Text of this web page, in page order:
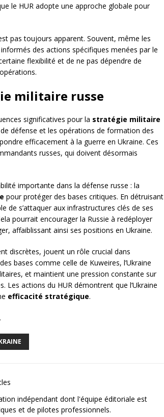
le HUR adopte une approche globale pour
pas toujours apparent. Souvent, même les
des actions spécifiques menées par le
flexibilité et de ne pas dépendre de
militaire russe
significatives pour la stratégie militaire
défense et les opérations de formation des
efficacement à la guerre en Ukraine. Ces
russes, qui doivent désormais
importante dans la défense russe : la
pour protéger des bases critiques. En détruisant
de s’attaquer aux infrastructures clés de ses
pourrait encourager la Russie à redéployer
affaiblissant ainsi ses positions en Ukraine.
discrètes, jouent un rôle crucial dans
bases comme celle de Kuweires, l’Ukraine
et maintient une pression constante sur
actions du HUR démontrent que l’Ukraine
efficacité stratégique.
indépendant dont l'équipe éditoriale est
et de pilotes professionnels.